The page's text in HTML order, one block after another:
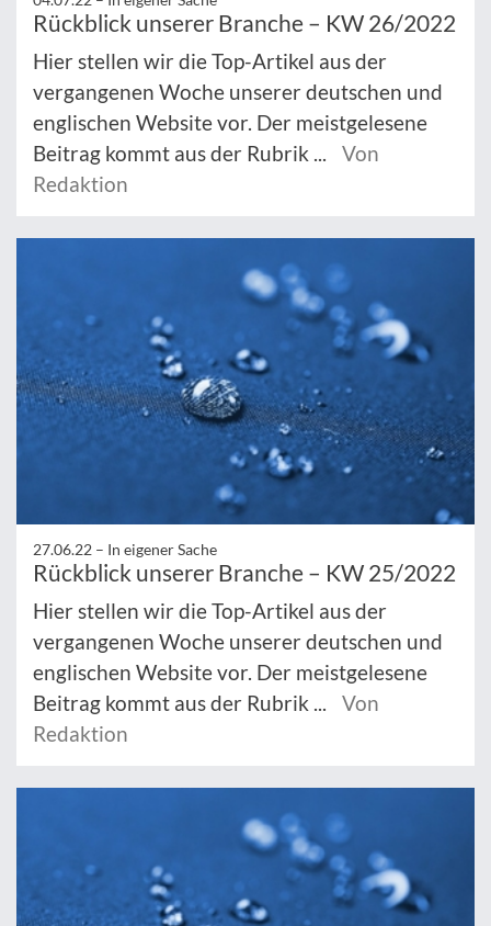
Rückblick unserer Branche – KW 26/2022
Hier stellen wir die Top-Artikel aus der
vergangenen Woche unserer deutschen und
englischen Website vor. Der meistgelesene
Beitrag kommt aus der Rubrik ...
Von
Redaktion
27.06.22 – In eigener Sache
Rückblick unserer Branche – KW 25/2022
Hier stellen wir die Top-Artikel aus der
vergangenen Woche unserer deutschen und
englischen Website vor. Der meistgelesene
Beitrag kommt aus der Rubrik ...
Von
Redaktion